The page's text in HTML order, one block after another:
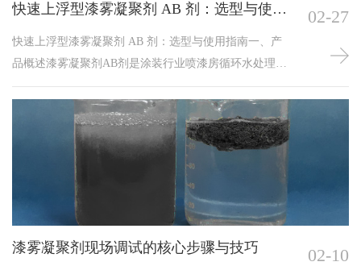
快速上浮型漆雾凝聚剂 AB 剂：选型与使用
快速上浮型漆雾凝聚剂 AB 剂：选型与使用指南一、产
品概述漆雾凝聚剂AB剂是涂装行业喷漆房循环水处理的
常用化学药剂，由A剂（消粘剂）和B剂（上浮剂）双组
分组成。A剂主要功能是分解漆雾粘性，使油漆颗粒失去
粘附性；B剂则促使脱粘后的漆渣快速上浮至水面，便于
打捞清理。快速上浮型产品特别适用于高节拍、大漆量
的现代化喷涂生产线。二、AB剂工作原理组分功能漆雾
凝聚剂A剂渗透漆雾颗粒，破坏粘性，防止粘附管道和设
02-27
漆雾凝聚剂现场调试的核心步骤与技巧 02-10